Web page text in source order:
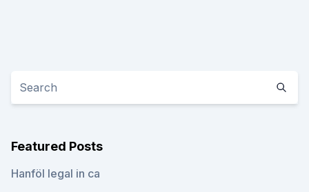
Featured Posts
Hanföl legal in ca